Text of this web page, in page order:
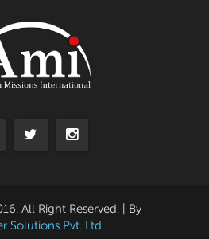
All Right Reserved. | By
Solutions Pvt. Ltd